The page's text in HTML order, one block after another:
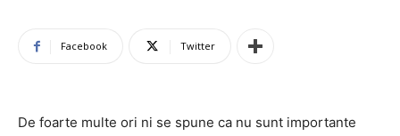
Facebook Twitter
De foarte multe ori ni se spune ca nu sunt importante